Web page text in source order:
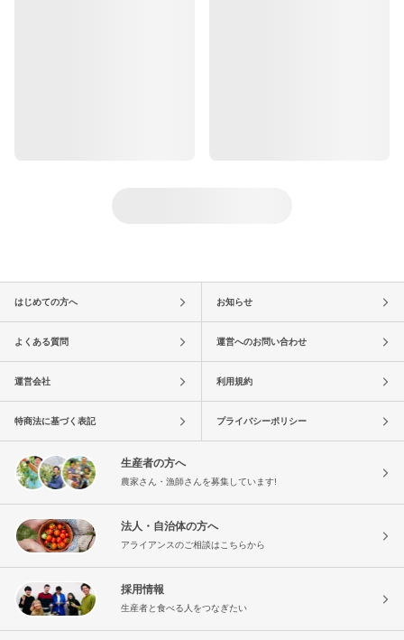
はじめての方へ お知らせ
よくある質問 運営へのお問い合わせ
運営会社 利用規約
特商法に基づく表記 プライバシーポリシー
生産者の方へ
農家さん・漁師さんを募集しています!
法人・自治体の方へ
アライアンスのご相談はこちらから
採用情報
生産者と食べる人をつなぎたい